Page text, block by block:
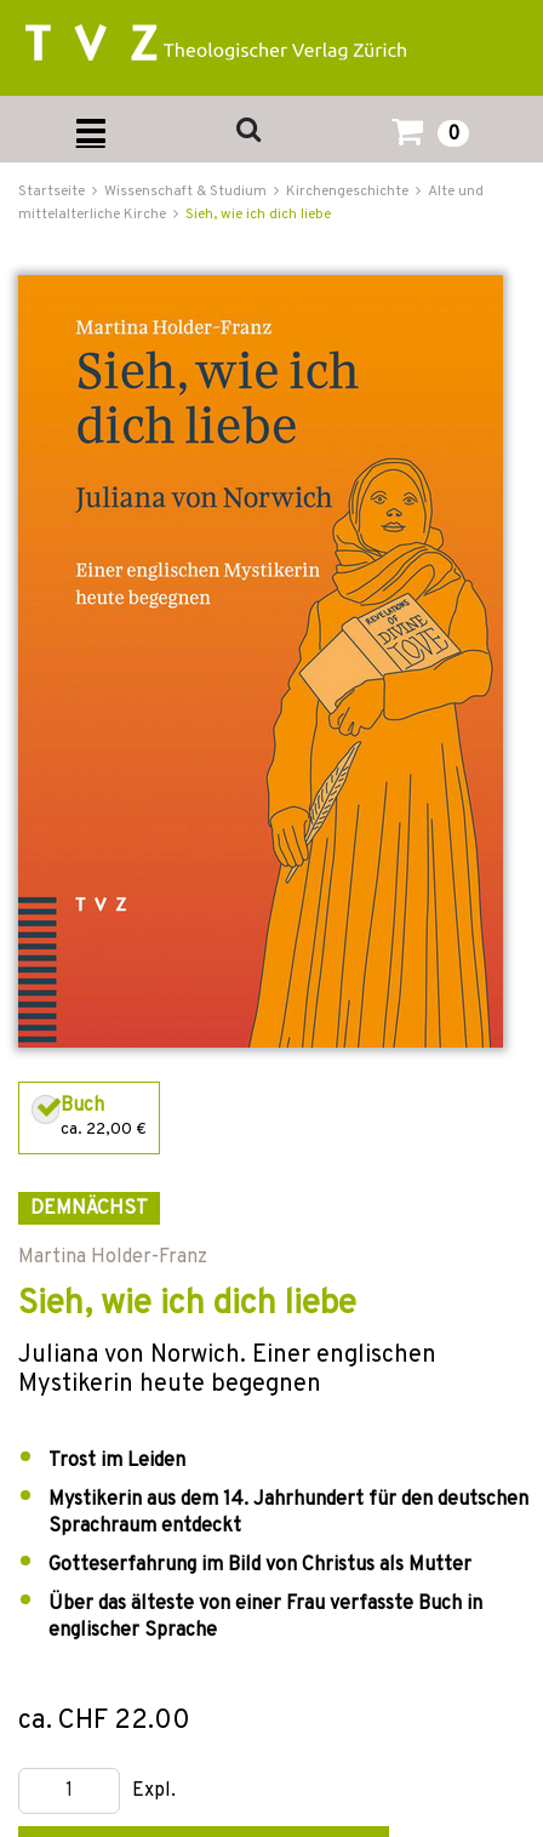
0
Startseite Wissenschaft & Studium Kirchengeschichte
Alte und
mittelalterliche Kirche
Sieh, wie ich dich liebe
Buch
ca. 22,00 €
DEMNÄCHST
Martina Holder-Franz
Sieh, wie ich dich liebe
Juliana von Norwich. Einer englischen
Mystikerin heute begegnen
Trost im Leiden
Mystikerin aus dem 14. Jahrhundert für den deutschen
Sprachraum entdeckt
Gotteserfahrung im Bild von Christus als Mutter
Über das älteste von einer Frau verfasste Buch in
englischer Sprache
ca. CHF 22.00
Expl.